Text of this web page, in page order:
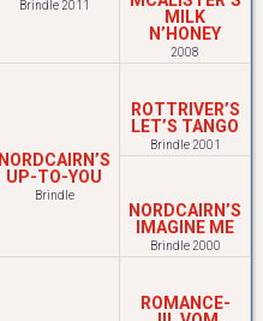
Brindle 2011
MILK
N’HONEY
2008
NORDCAIRN’S
UP-TO-YOU
Brindle
ROTTRIVER’S
LET’S TANGO
Brindle 2001
NORDCAIRN’S
IMAGINE ME
Brindle 2000
ROMANCE-